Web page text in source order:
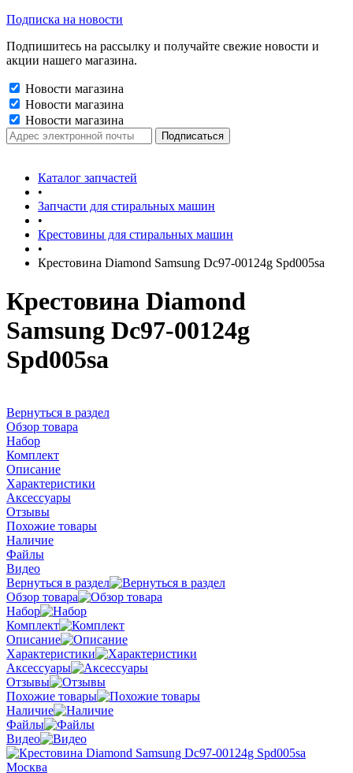
Подписка на новости
Подпишитесь на рассылку и получайте свежие новости и
акции нашего магазина.
Новости магазина
Новости магазина
Новости магазина
Каталог запчастей
•
Запчасти для стиральных машин
•
Крестовины для стиральных машин
•
Крестовина Diamond Samsung Dc97-00124g Spd005sa
Крестовина Diamond
Samsung Dc97-00124g
Spd005sa
Вернуться в раздел
Обзор товара
Набор
Комплект
Описание
Характеристики
Аксессуары
Отзывы
Похожие товары
Наличие
Файлы
Видео
Вернуться в раздел
Обзор товара
Набор
Комплект
Описание
Характеристики
Аксессуары
Отзывы
Похожие товары
Наличие
Файлы
Видео